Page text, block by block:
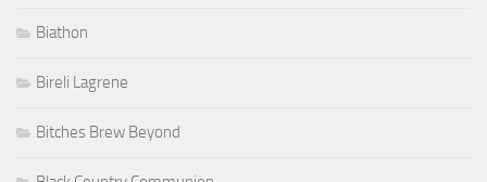
Bireli Lagrene
Bitches Brew Beyond
Black Country Communion